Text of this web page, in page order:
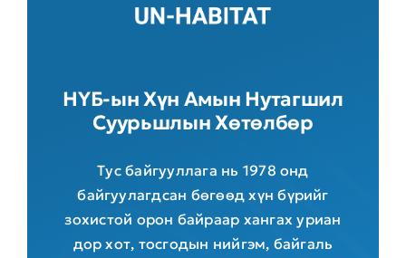
НҮБ-ын Хүн Амын Нутагшил
Суурьшлын Хөтөлбөр
Тус байгууллага нь 1978 онд
байгуулагдсан бөгөөд хүн бүрийг
зохистой орон байраар хангах уриан
дор хот, тосгодын нийгэм, байгаль